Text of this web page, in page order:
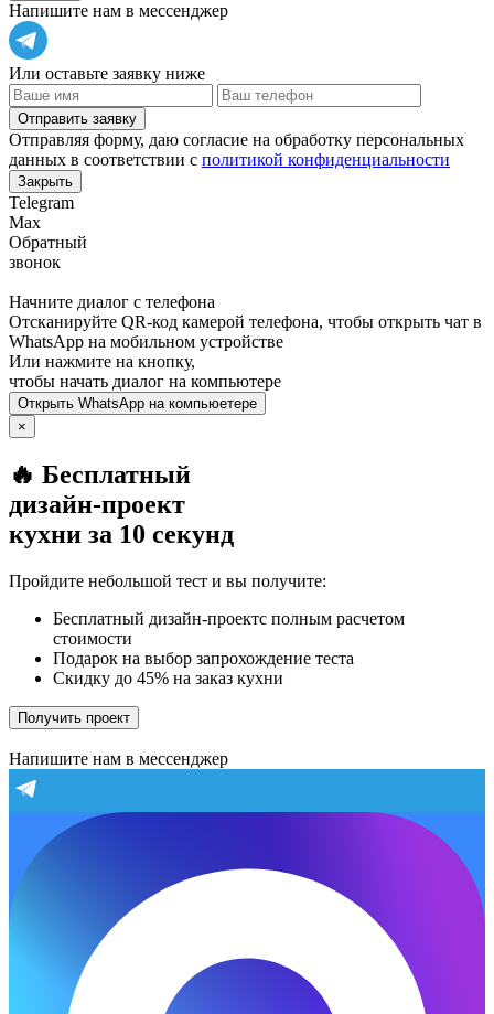
Напишите нам в мессенджер
Или оставьте заявку ниже
Отправить заявку
Отправляя форму, даю согласие на обработку персональных
данных в соответствии с политикой конфиденциальности
Закрыть
Telegram
Max
Обратный
звонок
Начните диалог с телефона
Отсканируйте QR-код камерой телефона, чтобы открыть чат в
WhatsApp на мобильном устройстве
Или нажмите на кнопку,
чтобы начать диалог на компьютере
Открыть WhatsApp на компьюетере
×
🔥 Бесплатный
дизайн-проект
кухни за 10 секунд
Пройдите небольшой тест и вы получите:
Бесплатный дизайн-проектс полным расчетом
стоимости
Подарок на выбор запрохождение теста
Скидку до 45% на заказ кухни
Получить проект
Напишите нам в мессенджер